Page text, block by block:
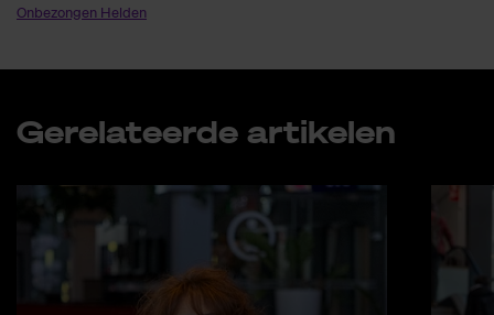
Onbezongen Helden
Ge­re­la­teer­de ar­ti­ke­len